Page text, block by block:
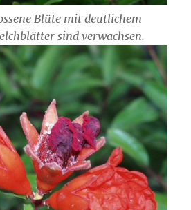
Blüte mit deutlichem
sind verwachsen.